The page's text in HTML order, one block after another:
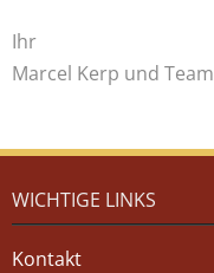
Ihr
Marcel Kerp und Team
WICHTIGE LINKS
Kontakt